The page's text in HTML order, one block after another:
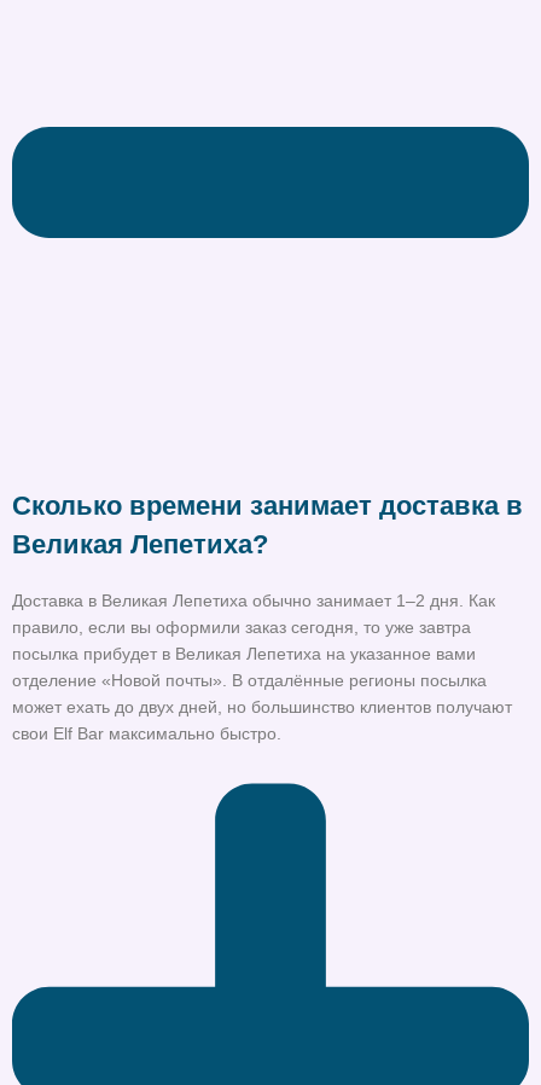
Сколько времени занимает доставка в
Великая Лепетиха?
Доставка в Великая Лепетиха обычно занимает 1–2 дня. Как
правило, если вы оформили заказ сегодня, то уже завтра
посылка прибудет в Великая Лепетиха на указанное вами
отделение «Новой почты». В отдалённые регионы посылка
может ехать до двух дней, но большинство клиентов получают
свои Elf Bar максимально быстро.